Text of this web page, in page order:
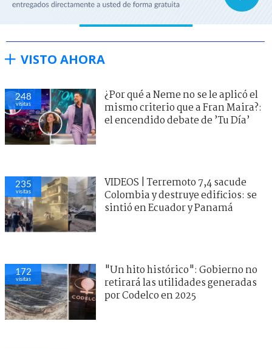
VISTO AHORA
248
visitas
¿Por qué a Neme no se le aplicó el
mismo criterio que a Fran Maira?:
el encendido debate de ’Tu Día’
235
visitas
VIDEOS | Terremoto 7,4 sacude
Colombia y destruye edificios: se
sintió en Ecuador y Panamá
172
visitas
"Un hito histórico": Gobierno no
retirará las utilidades generadas
por Codelco en 2025